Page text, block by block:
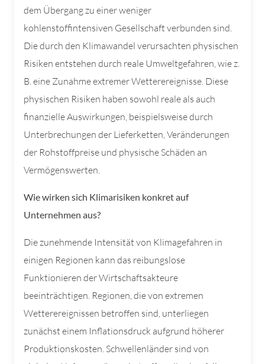
dem Übergang zu einer weniger
kohlenstoffintensiven Gesellschaft verbunden sind.
Die durch den Klimawandel verursachten physischen
Risiken entstehen durch reale Umweltgefahren, wie z.
B. eine Zunahme extremer Wetterereignisse. Diese
physischen Risiken haben sowohl reale als auch
finanzielle Auswirkungen, beispielsweise durch
Unterbrechungen der Lieferketten, Veränderungen
der Rohstoffpreise und physische Schäden an
Vermögenswerten.
Wie wirken sich Klimarisiken konkret auf
Unternehmen aus?
Die zunehmende Intensität von Klimagefahren in
einigen Regionen kann das reibungslose
Funktionieren der Wirtschaftsakteure
beeinträchtigen. Regionen, die von extremen
Wetterereignissen betroffen sind, unterliegen
zunächst einem Inflationsdruck aufgrund höherer
Produktionskosten. Schwellenländer sind von